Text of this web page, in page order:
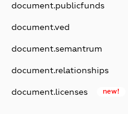
document.publicfunds
document.ved
document.semantrum
document.relationships
document.licenses new!